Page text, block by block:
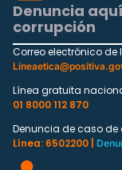
Denuncia
corrupción
Correo electrónico de
Línea gratuita
01 8000 112 870
Denuncia de caso
Línea: 6502200 |